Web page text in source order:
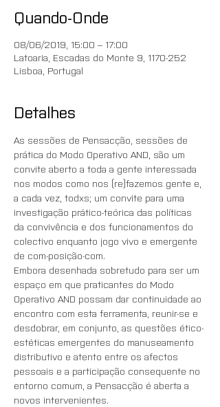
Quando-Onde
08/06/2019, 15:00 – 17:00
Latoaria, Escadas do Monte 9, 1170-252
Lisboa, Portugal
Detalhes
As sessões de Pensacção, sessões de
prática do Modo Operativo AND, são um
convite aberto a toda a gente interessada
nos modos como nos (re)fazemos gente e,
a cada vez, todxs; um convite para uma
investigação prático-teórica das políticas
da convivência e dos funcionamentos do
colectivo enquanto jogo vivo e emergente
de com-posição-com.
Embora desenhada sobretudo para ser um
espaço em que praticantes do Modo
Operativo AND possam dar continuidade ao
encontro com esta ferramenta, reunir-se e
desdobrar, em conjunto, as questões ético-
estéticas emergentes do manuseamento
distributivo e atento entre os afectos
pessoais e a participação consequente no
entorno comum, a Pensacção é aberta a
novos intervenientes.